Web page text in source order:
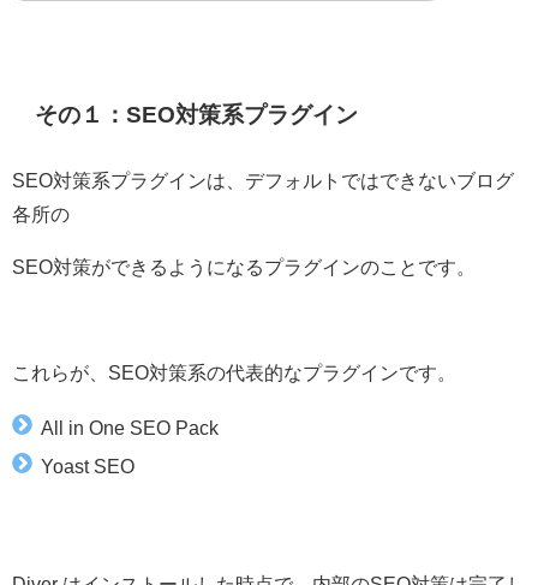
その１：SEO対策系プラグイン
SEO対策系プラグインは、デフォルトではできないブログ
各所の
SEO対策ができるようになるプラグインのことです。
これらが、SEO対策系の代表的なプラグインです。
All in One SEO Pack
Yoast SEO